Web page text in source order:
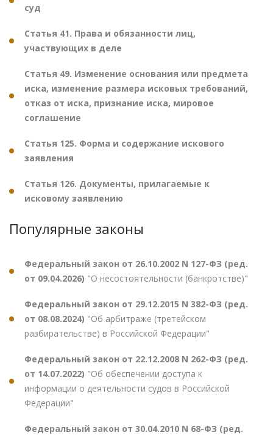
суд
Статья 41. Права и обязанности лиц,
участвующих в деле
Статья 49. Изменение основания или предмета
иска, изменение размера исковых требований,
отказ от иска, признание иска, мировое
соглашение
Статья 125. Форма и содержание искового
заявления
Статья 126. Документы, прилагаемые к
исковому заявлению
Популярные законы
Федеральный закон от 26.10.2002 N 127-ФЗ (ред.
от 09.04.2026) "О несостоятельности (банкротстве)"
Федеральный закон от 29.12.2015 N 382-ФЗ (ред.
от 08.08.2024) "Об арбитраже (третейском
разбирательстве) в Российской Федерации"
Федеральный закон от 22.12.2008 N 262-ФЗ (ред.
от 14.07.2022) "Об обеспечении доступа к
информации о деятельности судов в Российской
Федерации"
Федеральный закон от 30.04.2010 N 68-ФЗ (ред.